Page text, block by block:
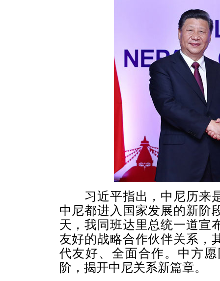
习近平指出，中尼历来是
中尼都进入国家发展的新阶
天，我同班达里总统一道宣
友好的战略合作伙伴关系，
代友好、全面合作。中方
阶，揭开中尼关系新篇章。